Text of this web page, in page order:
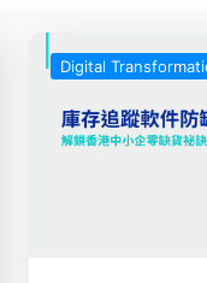
及採購管理及人力資
消除了庫存、銷售之
了人為錯誤的風險。
儲與盤點 五、預測性
AI技術整合新趨勢 全
、庫存管理、配送到
視策略與異例。 常見
更直覺、更安全、更高
、靈活調配資源。這不
Digital